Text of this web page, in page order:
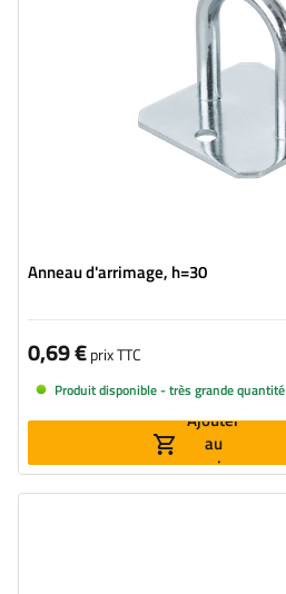
Anneau d'arrimage, h=30
0,69 €prix TTC
Produit disponible - très grande quantité
Ajouter
au
panier